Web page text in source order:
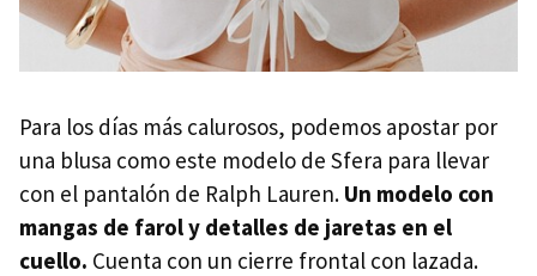
Para los días más calurosos, podemos apostar por
una blusa como este modelo de Sfera para llevar
con el pantalón de Ralph Lauren. Un modelo con
mangas de farol y detalles de jaretas en el
cuello. Cuenta con un cierre frontal con lazada.